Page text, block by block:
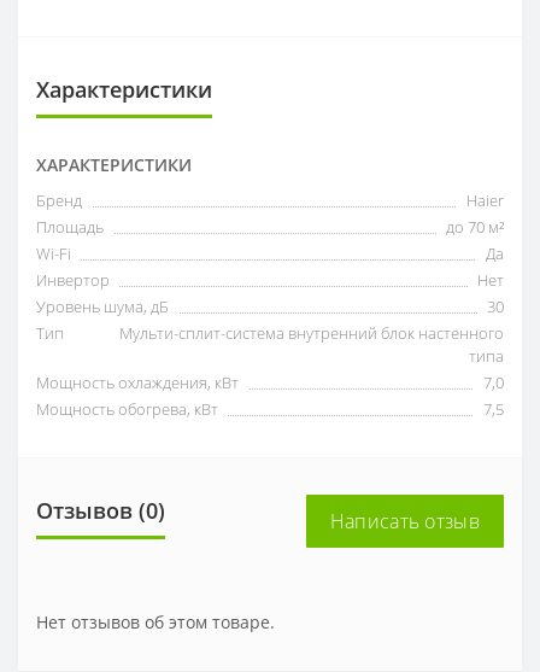
Характеристики
ХАРАКТЕРИСТИКИ
Бренд
Haier
Площадь
до 70 м²
Wi-Fi
Да
Инвертор
Нет
Уровень шума, дБ
30
Тип
Мульти-сплит-система внутренний блок настенного
типа
Мощность охлаждения, кВт
7,0
Мощность обогрева, кВт
7,5
Отзывов (0) Написать отзыв
Нет отзывов об этом товаре.